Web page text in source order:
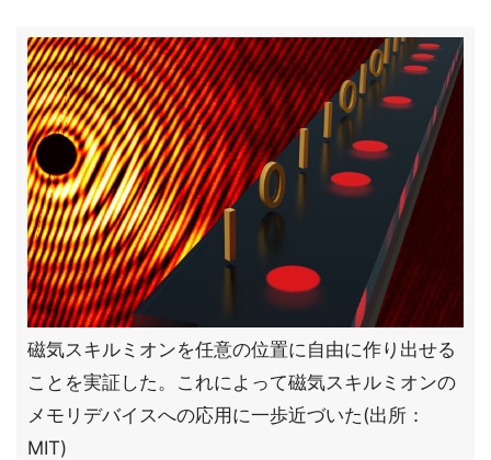
磁気スキルミオンを任意の位置に自由に作り出せる
ことを実証した。これによって磁気スキルミオンの
メモリデバイスへの応用に一歩近づいた(出所：
MIT)